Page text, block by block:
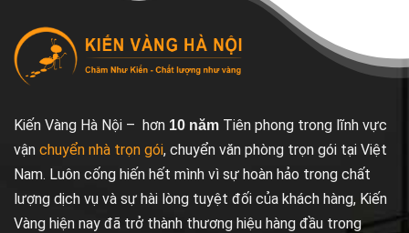
Kiến Vàng Hà Nội – hơn 10 năm Tiên phong trong lĩnh vực
vận chuyển nhà trọn gói, chuyển văn phòng trọn gói tại Việt
Nam. Luôn cống hiến hết mình vì sự hoàn hảo trong chất
lượng dịch vụ và sự hài lòng tuyệt đối của khách hàng, Kiến
Vàng hiện nay đã trở thành thương hiệu hàng đầu trong